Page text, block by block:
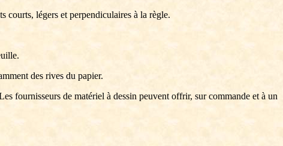
courts, légers et perpendiculaires à la règle.
des rives du papier.
fournisseurs de matériel à dessin peuvent offrir, sur commande et à un